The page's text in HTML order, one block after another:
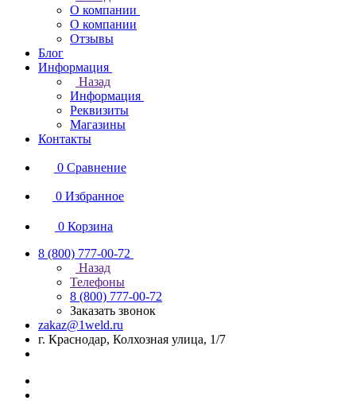
О компании
О компании
Отзывы
Блог
Информация
Назад
Информация
Реквизиты
Магазины
Контакты
0 Сравнение
0 Избранное
0 Корзина
8 (800) 777-00-72
Назад
Телефоны
8 (800) 777-00-72
Заказать звонок
zakaz@1weld.ru
г. Краснодар, Колхозная улица, 1/7